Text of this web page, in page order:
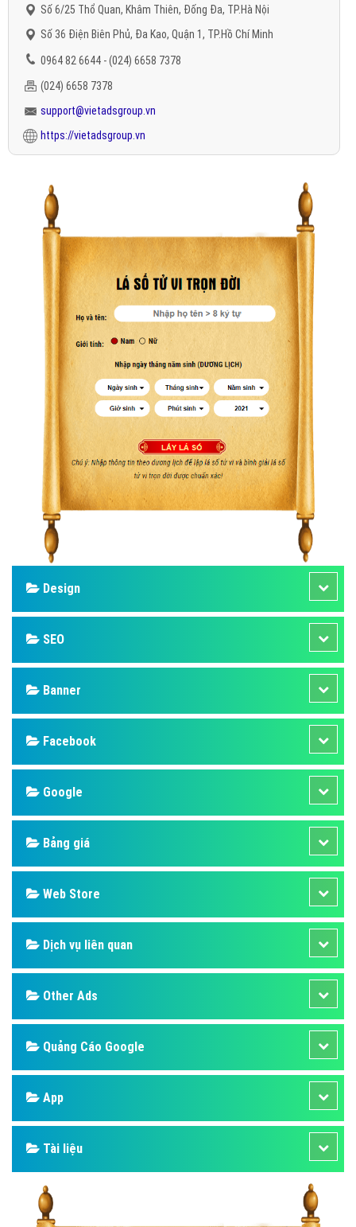
Số 6/25 Thổ Quan, Khâm Thiên, Đống Đa, TP.Hà Nội
Số 36 Điện Biên Phủ, Đa Kao, Quận 1, TP.Hồ Chí Minh
0964 82 6644 - (024) 6658 7378
(024) 6658 7378
support@vietadsgroup.vn
https://vietadsgroup.vn
Design
SEO
Banner
Facebook
Google
Bảng giá
Web Store
Dịch vụ liên quan
Other Ads
Quảng Cáo Google
App
Tài liệu